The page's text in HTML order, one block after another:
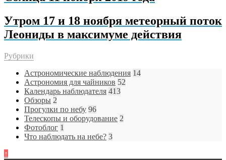
Утром 17 и 18 ноября метеорный поток
Леониды в максимуме действия
Рубрики
Астрономические наблюдения 14
Астрономия для чайников 52
Календарь наблюдателя 413
Обзоры 2
Прогулки по небу 96
Телескопы и оборудование 2
Фотоблог 1
Что наблюдать на небе? 3
↑